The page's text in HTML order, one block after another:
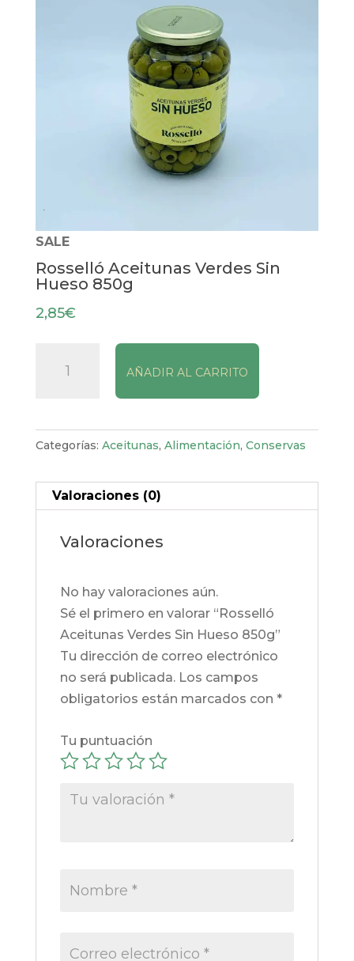
SALE
Rosselló Aceitunas Verdes Sin
Hueso 850g
2,85€
Aceitunas
Hueso
cantidad
AÑADIR AL CARRITO
Categorías: Aceitunas, Alimentación, Conservas
Valoraciones (0)
Valoraciones
No hay valoraciones aún.
Sé el primero en valorar “Rosselló
Aceitunas Verdes Sin Hueso 850g”
Tu dirección de correo electrónico
no será publicada. Los campos
obligatorios están marcados con *
Tu puntuación